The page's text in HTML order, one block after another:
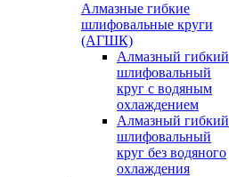
Алмазные гибкие
шлифовальные круги
(АГШК)
Алмазный гибкий
шлифовальный
круг с водяным
охлаждением
Алмазный гибкий
шлифовальный
круг без водяного
охлаждения